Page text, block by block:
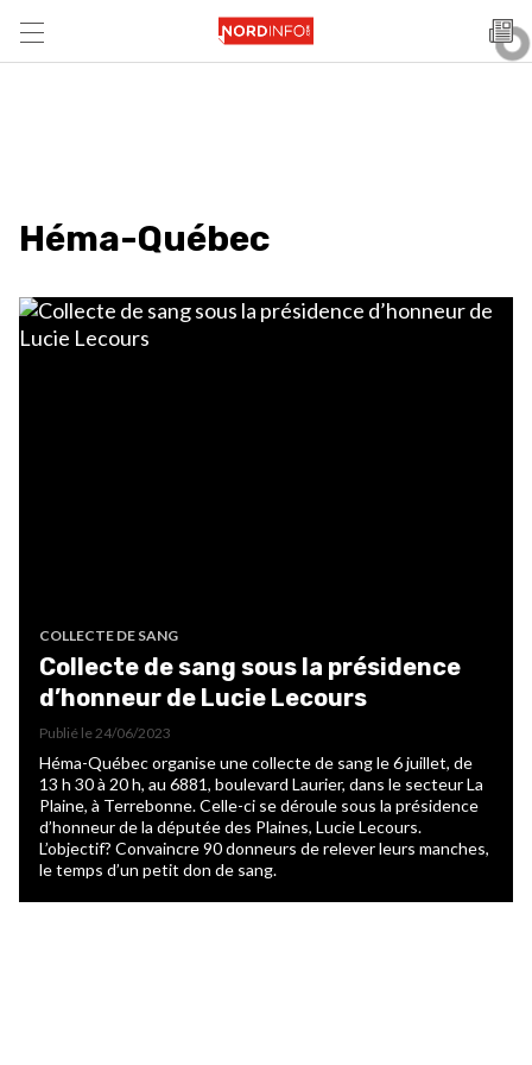
Héma-Québec
COLLECTE DE SANG
Collecte de sang sous la présidence
d’honneur de Lucie Lecours
Publié le 24/06/2023
Héma-Québec organise une collecte de sang le 6 juillet, de
13 h 30 à 20 h, au 6881, boulevard Laurier, dans le secteur La
Plaine, à Terrebonne. Celle-ci se déroule sous la présidence
d’honneur de la députée des Plaines, Lucie Lecours.
L’objectif? Convaincre 90 donneurs de relever leurs manches,
le temps d’un petit don de sang.